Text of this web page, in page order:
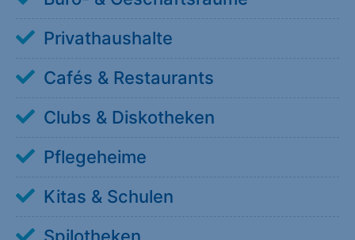
Privathaushalte
Cafés & Restaurants
Clubs & Diskotheken
Pflegeheime
Kitas & Schulen